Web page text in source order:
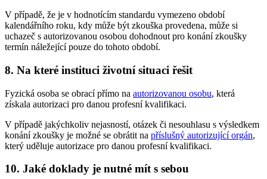
V případě, že je v hodnotícím standardu vymezeno období
kalendářního roku, kdy může být zkouška provedena, může si
uchazeč s autorizovanou osobou dohodnout pro konání zkoušky
termín náležející pouze do tohoto období.
8. Na které instituci životní situaci řešit
Fyzická osoba se obrací přímo na autorizovanou osobu, která
získala autorizaci pro danou profesní kvalifikaci.
V případě jakýchkoliv nejasností, otázek či nesouhlasu s výsledkem
konání zkoušky je možné se obrátit na příslušný autorizující orgán,
který uděluje autorizace pro danou profesní kvalifikaci.
10. Jaké doklady je nutné mít s sebou